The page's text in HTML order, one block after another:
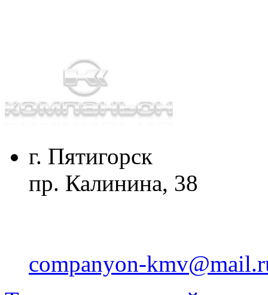
г. Пятигорск
пр. Калинина, 38
companyon-